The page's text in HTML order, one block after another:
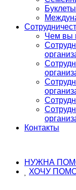
Чем вы
Контакты
НУЖНА
ХОЧУ